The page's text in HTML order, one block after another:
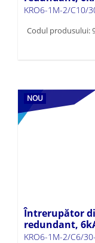
KRO6-1M-2/C10/
Codul produsului:
NOU
Întrerupător
redundant,
KRO6-1M-2/C6/